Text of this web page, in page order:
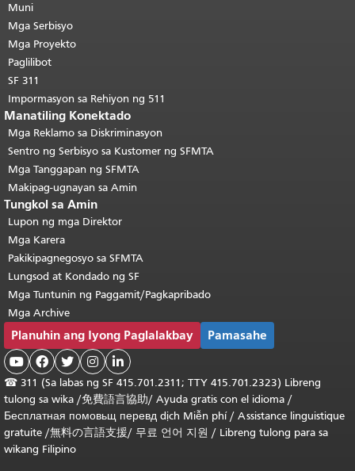
pahina.
pahinang ito ay nauulit sa bawat
pahina.Bumalik sa tuktok ng
pangunahing nilalaman
Muni
Mga Serbisyo
Mga Proyekto
Paglilibot
SF 311
Impormasyon sa Rehiyon ng 511
Manatiling Konektado
Mga Reklamo sa Diskriminasyon
Sentro ng Serbisyo sa Kustomer ng SFMTA
Mga Tanggapan ng SFMTA
Makipag-ugnayan sa Amin
Tungkol sa Amin
Lupon ng mga Direktor
Mga Karera
Pakikipagnegosyo sa SFMTA
Lungsod at Kondado ng SF
Mga Tuntunin ng Paggamit/Pagkapribado
Mga Archive
Planuhin ang Iyong Paglalakbay Pamasahe
    
☎ 311 (Sa labas ng SF 415.701.2311; TTY 415.701.2323) Libreng
tulong sa wika /免費語言協助/ Ayuda gratis con el idioma /
Бесплатная помовьщ перевд dịch Miễn phí/ Assistance linguistique
gratuite /無料の言語支援/ 무료 언어 지원 / Libreng tulong para sa
wikang Filipino